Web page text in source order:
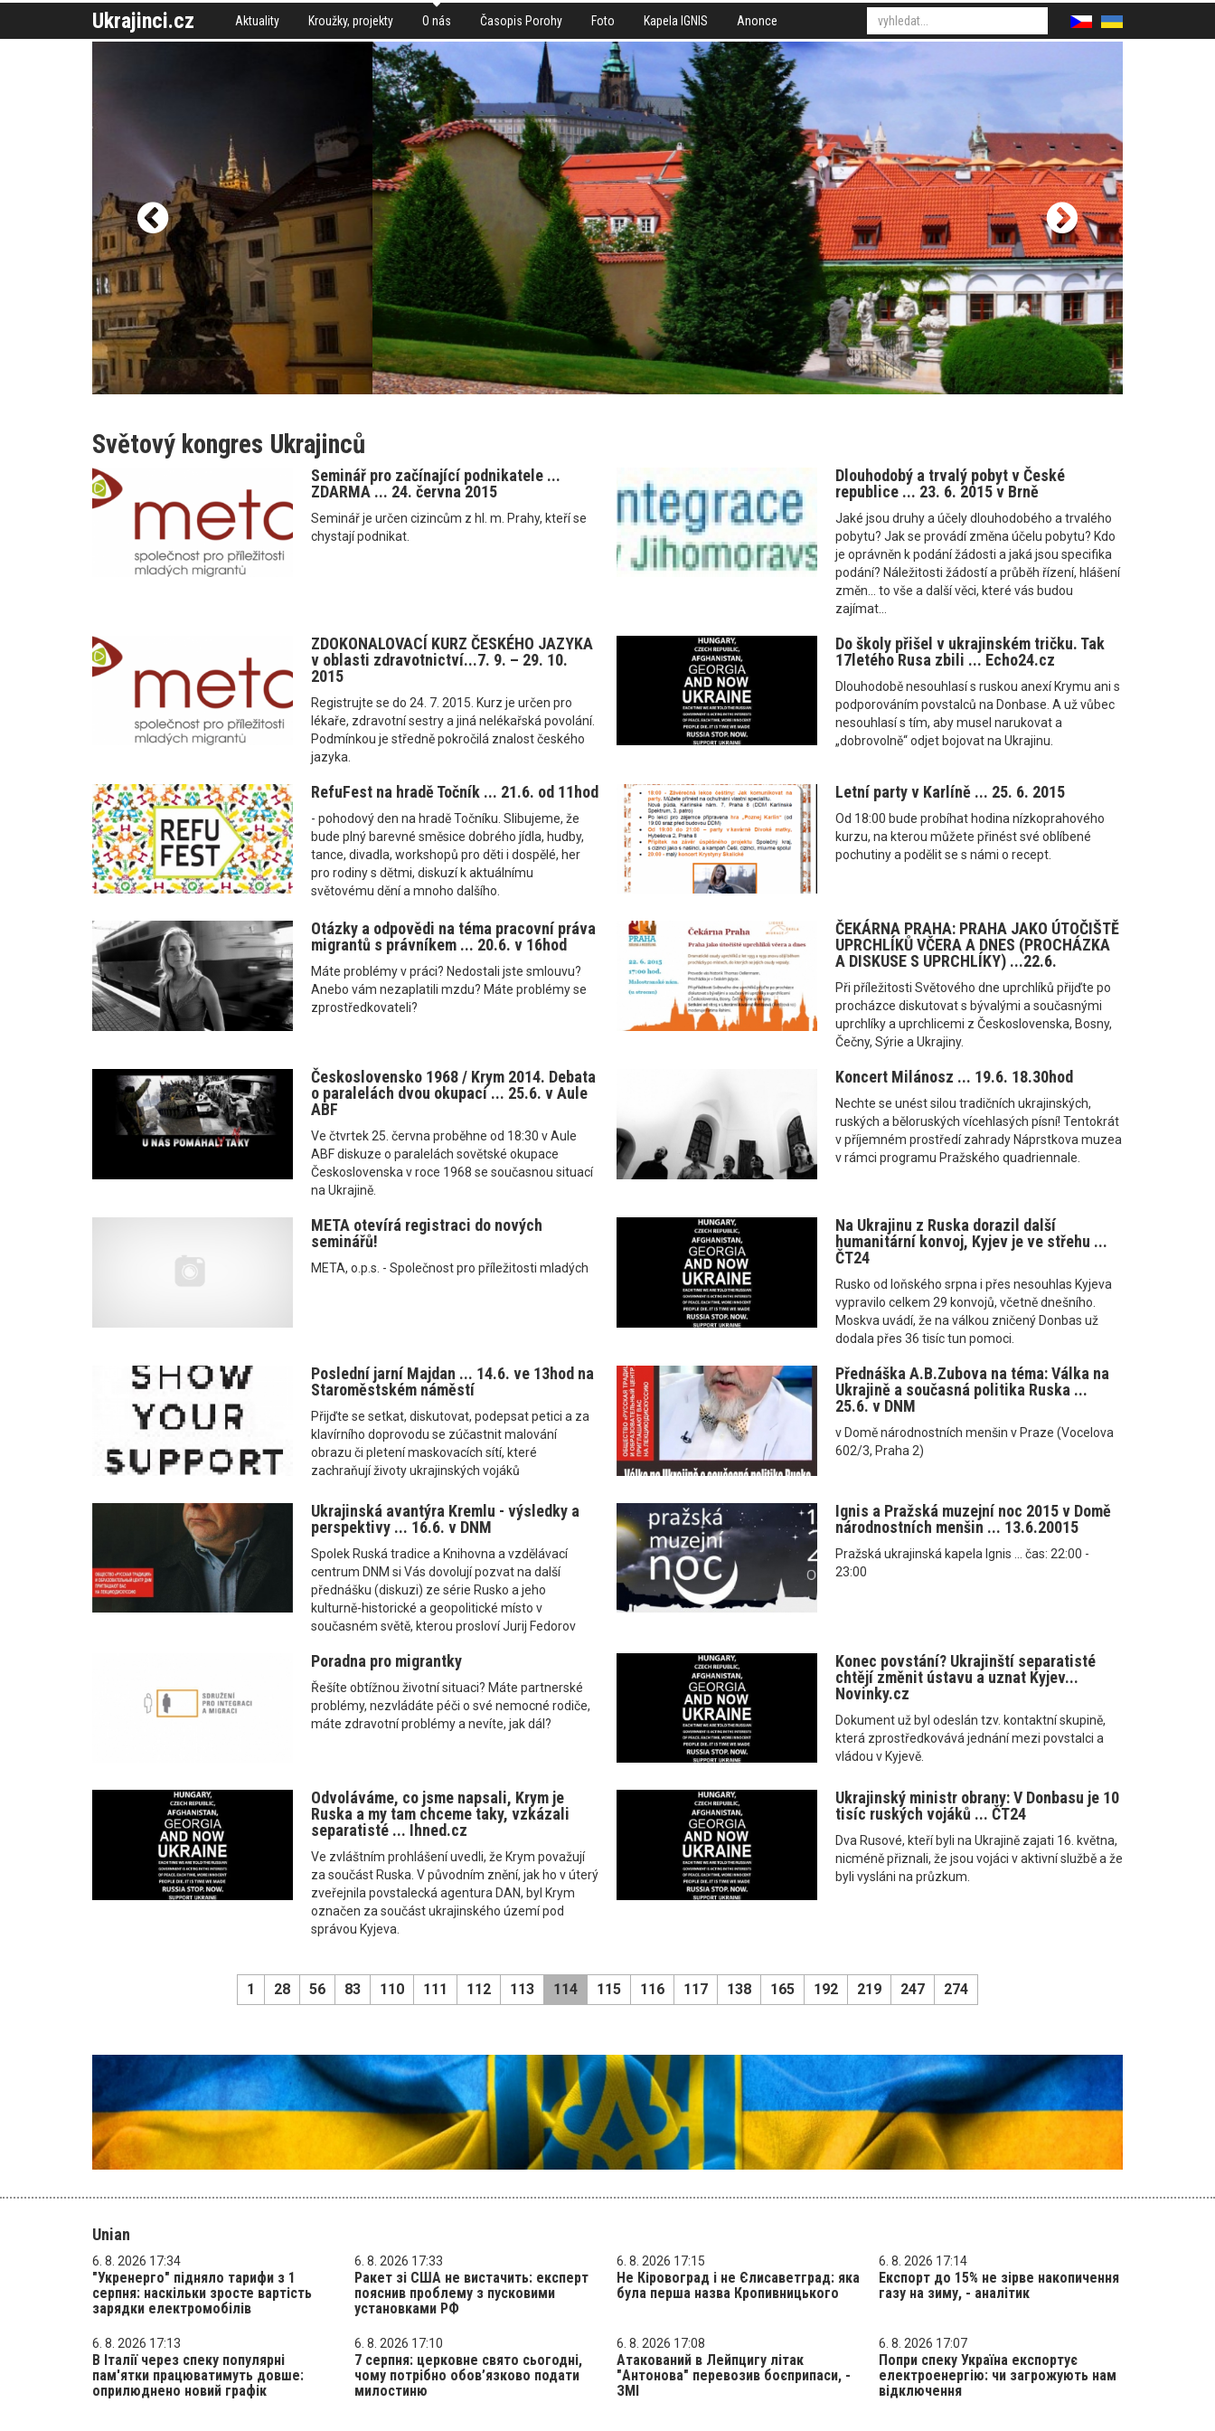
Ukrajinci.cz Aktuality Kroužky, projekty O nás Časopis Porohy Foto Kapela IGNIS Anonce
Světový kongres Ukrajinců
Seminář pro začínající podnikatele ...
ZDARMA ... 24. června 2015
Seminář je určen cizincům z hl. m. Prahy, kteří se
chystají podnikat.
Dlouhodobý a trvalý pobyt v České
republice ... 23. 6. 2015 v Brně
Jaké jsou druhy a účely dlouhodobého a trvalého
pobytu? Jak se provádí změna účelu pobytu? Kdo
je oprávněn k podání žádosti a jaká jsou specifika
podání? Náležitosti žádostí a průběh řízení, hlášení
změn... to vše a další věci, které vás budou
zajímat...
ZDOKONALOVACÍ KURZ ČESKÉHO JAZYKA
v oblasti zdravotnictví...7. 9. – 29. 10.
2015
Registrujte se do 24. 7. 2015. Kurz je určen pro
lékaře, zdravotní sestry a jiná nelékařská povolání.
Podmínkou je středně pokročilá znalost českého
jazyka.
Do školy přišel v ukrajinském tričku. Tak
17letého Rusa zbili ... Echo24.cz
Dlouhodobě nesouhlasí s ruskou anexí Krymu ani s
podporováním povstalců na Donbase. A už vůbec
nesouhlasí s tím, aby musel narukovat a
„dobrovolně“ odjet bojovat na Ukrajinu.
RefuFest na hradě Točník ... 21.6. od 11hod
- pohodový den na hradě Točníku. Slibujeme, že
bude plný barevné směsice dobrého jídla, hudby,
tance, divadla, workshopů pro děti i dospělé, her
pro rodiny s dětmi, diskuzí k aktuálnímu
světovému dění a mnoho dalšího.
Letní party v Karlíně ... 25. 6. 2015
Od 18:00 bude probíhat hodina nízkoprahového
kurzu, na kterou můžete přinést své oblíbené
pochutiny a podělit se s námi o recept.
Otázky a odpovědi na téma pracovní práva
migrantů s právníkem ... 20.6. v 16hod
Máte problémy v práci? Nedostali jste smlouvu?
Anebo vám nezaplatili mzdu? Máte problémy se
zprostředkovateli?
ČEKÁRNA PRAHA: PRAHA JAKO ÚTOČIŠTĚ
UPRCHLÍKŮ VČERA A DNES (PROCHÁZKA
A DISKUSE S UPRCHLÍKY) ...22.6.
Při příležitosti Světového dne uprchlíků přijďte po
procházce diskutovat s bývalými a současnými
uprchlíky a uprchlicemi z Československa, Bosny,
Čečny, Sýrie a Ukrajiny.
Československo 1968 / Krym 2014. Debata
o paralelách dvou okupací ... 25.6. v Aule
ABF
Ve čtvrtek 25. června proběhne od 18:30 v Aule
ABF diskuze o paralelách sovětské okupace
Československa v roce 1968 se současnou situací
na Ukrajině.
Koncert Milánosz ... 19.6. 18.30hod
Nechte se unést silou tradičních ukrajinských,
ruských a běloruských vícehlasých písní! Tentokrát
v příjemném prostředí zahrady Náprstkova muzea
v rámci programu Pražského quadriennale.
META otevírá registraci do nových
seminářů!
META, o.p.s. - Společnost pro příležitosti mladých
Na Ukrajinu z Ruska dorazil další
humanitární konvoj, Kyjev je ve střehu ...
ČT24
Rusko od loňského srpna i přes nesouhlas Kyjeva
vypravilo celkem 29 konvojů, včetně dnešního.
Moskva uvádí, že na válkou zničený Donbas už
dodala přes 36 tisíc tun pomoci.
Poslední jarní Majdan ... 14.6. ve 13hod na
Staroměstském náměstí
Přijďte se setkat, diskutovat, podepsat petici a za
klavírního doprovodu se zúčastnit malování
obrazu či pletení maskovacích sítí, které
zachraňují životy ukrajinských vojáků
Přednáška A.B.Zubova na téma: Válka na
Ukrajině a současná politika Ruska ...
25.6. v DNM
v Domě národnostních menšin v Praze (Vocelova
602/3, Praha 2)
Ukrajinská avantýra Kremlu - výsledky a
perspektivy ... 16.6. v DNM
Spolek Ruská tradice a Knihovna a vzdělávací
centrum DNM si Vás dovolují pozvat na další
přednášku (diskuzi) ze série Rusko a jeho
kulturně-historické a geopolitické místo v
současném světě, kterou prosloví Jurij Fedorov
Ignis a Pražská muzejní noc 2015 v Domě
národnostních menšin ... 13.6.20015
Pražská ukrajinská kapela Ignis ... čas: 22:00 -
23:00
Poradna pro migrantky
Řešíte obtížnou životní situaci? Máte partnerské
problémy, nezvládáte péči o své nemocné rodiče,
máte zdravotní problémy a nevíte, jak dál?
Konec povstání? Ukrajinští separatisté
chtějí změnit ústavu a uznat Kyjev...
Novinky.cz
Dokument už byl odeslán tzv. kontaktní skupině,
která zprostředkovává jednání mezi povstalci a
vládou v Kyjevě.
Odvoláváme, co jsme napsali, Krym je
Ruska a my tam chceme taky, vzkázali
separatisté ... Ihned.cz
Ve zvláštním prohlášení uvedli, že Krym považují
za součást Ruska. V původním znění, jak ho v úterý
zveřejnila povstalecká agentura DAN, byl Krym
označen za součást ukrajinského území pod
správou Kyjeva.
Ukrajinský ministr obrany: V Donbasu je 10
tisíc ruských vojáků ... ČT24
Dva Rusové, kteří byli na Ukrajině zajati 16. května,
nicméně přiznali, že jsou vojáci v aktivní službě a že
byli vysláni na průzkum.
1 28 56 83 110 111 112 113 114 115 116 117 138 165 192 219 247 274
Unian
6. 8. 2026 17:34
"Укренерго" підняло тарифи з 1
серпня: наскільки зросте вартість
зарядки електромобілів
6. 8. 2026 17:33
Ракет зі США не вистачить: експерт
пояснив проблему з пусковими
установками РФ
6. 8. 2026 17:15
Не Кіровоград і не Єлисаветград: яка
була перша назва Кропивницького
6. 8. 2026 17:14
Експорт до 15% не зірве накопичення
газу на зиму, - аналітик
6. 8. 2026 17:13
В Італії через спеку популярні
пам'ятки працюватимуть довше:
оприлюднено новий графік
6. 8. 2026 17:10
7 серпня: церковне свято сьогодні,
чому потрібно обов’язково подати
милостиню
6. 8. 2026 17:08
Атакований в Лейпцигу літак
"Антонова" перевозив боєприпаси, -
ЗМІ
6. 8. 2026 17:07
Попри спеку Україна експортує
електроенергію: чи загрожують нам
відключення